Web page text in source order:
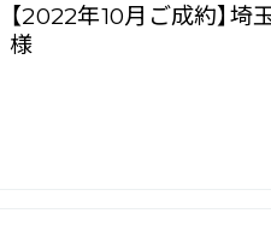
【2022年10月ご成約】
様